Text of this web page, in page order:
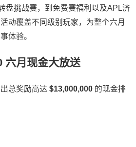
盘挑战赛，到免费赛福利以及APL济
动覆盖不同级别玩家，为整个六月
体验。
六月现金大放送
总奖励高达 $13,000,000 的现金排